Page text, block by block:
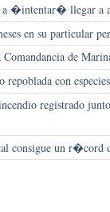
a �intentar� llegar a
en su particular
de
repoblada con
registrado
consigue un r�cord